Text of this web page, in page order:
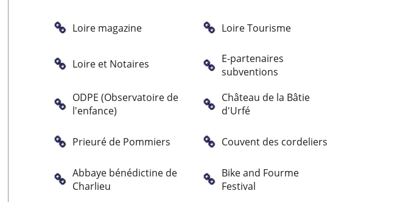
Loire magazine Loire Tourisme
Loire et Notaires
E-partenaires
subventions
ODPE (Observatoire de
l'enfance)
Château de la Bâtie
d'Urfé
Prieuré de Pommiers Couvent des cordeliers
Abbaye bénédictine de
Charlieu
Bike and Fourme
Festival